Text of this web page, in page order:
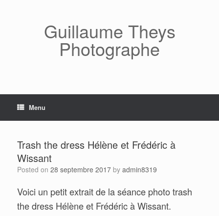
Guillaume Theys
Photographe
Menu
Trash the dress Hélène et Frédéric à
Wissant
Posted on 28 septembre 2017 by admin8319
Voici un petit extrait de la séance photo trash
the dress Hélène et Frédéric à Wissant.